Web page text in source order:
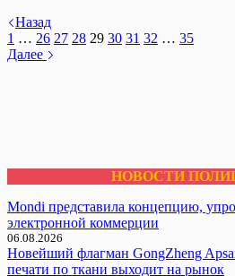
Назад
1 … 26 27 28 29 30 31 32 … 35
Далее
НОВОСТИ
Mondi представила концепцию,
электронной коммерции
06.08.2026
Новейший флагман GongZheng
печати по ткани выходит на рынок